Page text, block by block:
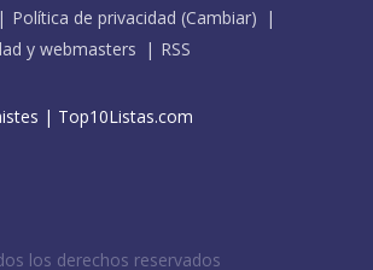
Política de privacidad (Cambiar)
y webmasters RSS
| Top10Listas.com
los derechos reservados